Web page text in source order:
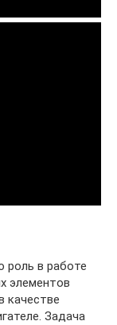
роль в работе
элементов
качестве
Задача